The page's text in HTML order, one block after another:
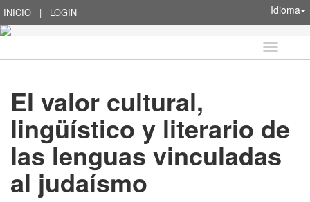
INICIO | LOGIN Idioma
Idioma
El valor cultural,
lingüístico y literario de
las lenguas vinculadas
al judaísmo